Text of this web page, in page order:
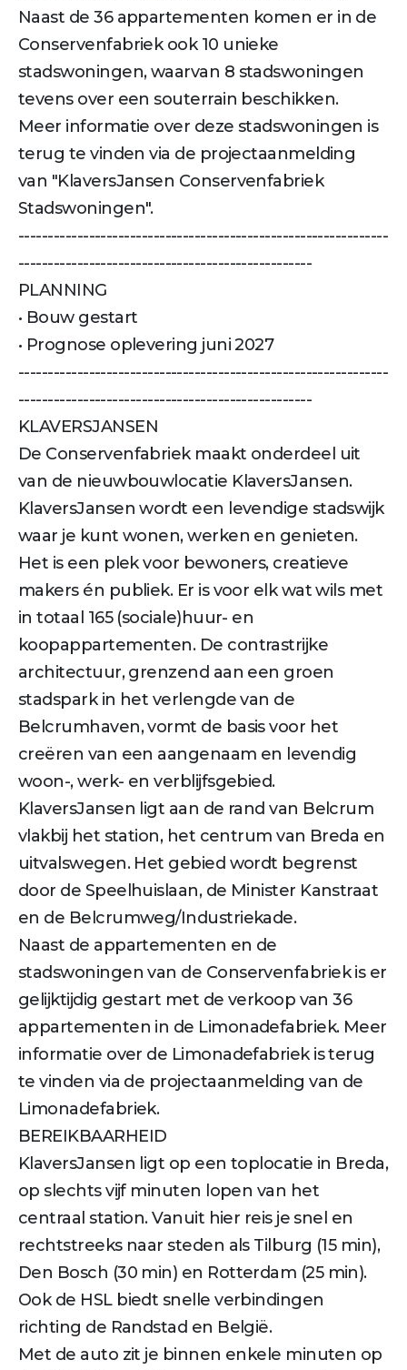
Naast de 36 appartementen komen er in de
Conservenfabriek ook 10 unieke
stadswoningen, waarvan 8 stadswoningen
tevens over een souterrain beschikken.
Meer informatie over deze stadswoningen is
terug te vinden via de projectaanmelding
van "KlaversJansen Conservenfabriek
Stadswoningen".
---------------------------------------------------------------
--------------------------------------------------
PLANNING
• Bouw gestart
• Prognose oplevering juni 2027
---------------------------------------------------------------
--------------------------------------------------
KLAVERSJANSEN
De Conservenfabriek maakt onderdeel uit
van de nieuwbouwlocatie KlaversJansen.
KlaversJansen wordt een levendige stadswijk
waar je kunt wonen, werken en genieten.
Het is een plek voor bewoners, creatieve
makers én publiek. Er is voor elk wat wils met
in totaal 165 (sociale)huur- en
koopappartementen. De contrastrijke
architectuur, grenzend aan een groen
stadspark in het verlengde van de
Belcrumhaven, vormt de basis voor het
creëren van een aangenaam en levendig
woon-, werk- en verblijfsgebied.
KlaversJansen ligt aan de rand van Belcrum
vlakbij het station, het centrum van Breda en
uitvalswegen. Het gebied wordt begrenst
door de Speelhuislaan, de Minister Kanstraat
en de Belcrumweg/Industriekade.
Naast de appartementen en de
stadswoningen van de Conservenfabriek is er
gelijktijdig gestart met de verkoop van 36
appartementen in de Limonadefabriek. Meer
informatie over de Limonadefabriek is terug
te vinden via de projectaanmelding van de
Limonadefabriek.
BEREIKBAARHEID
KlaversJansen ligt op een toplocatie in Breda,
op slechts vijf minuten lopen van het
centraal station. Vanuit hier reis je snel en
rechtstreeks naar steden als Tilburg (15 min),
Den Bosch (30 min) en Rotterdam (25 min).
Ook de HSL biedt snelle verbindingen
richting de Randstad en België.
Met de auto zit je binnen enkele minuten op